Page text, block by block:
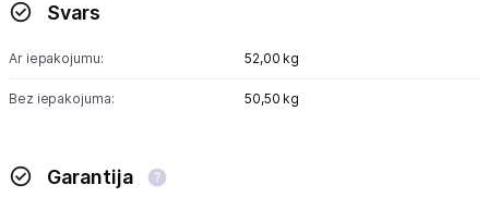
Svars
Ar iepakojumu: 52,00 kg
Bez iepakojuma: 50,50 kg
Garantija